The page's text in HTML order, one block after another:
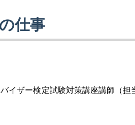
の仕事
イザー検定試験対策講座講師（